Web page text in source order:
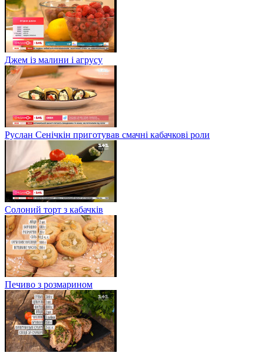
Джем із малини і агрусу
Руслан Сенічкін приготував смачні кабачкові роли
Солоний торт з кабачків
Печиво з розмарином